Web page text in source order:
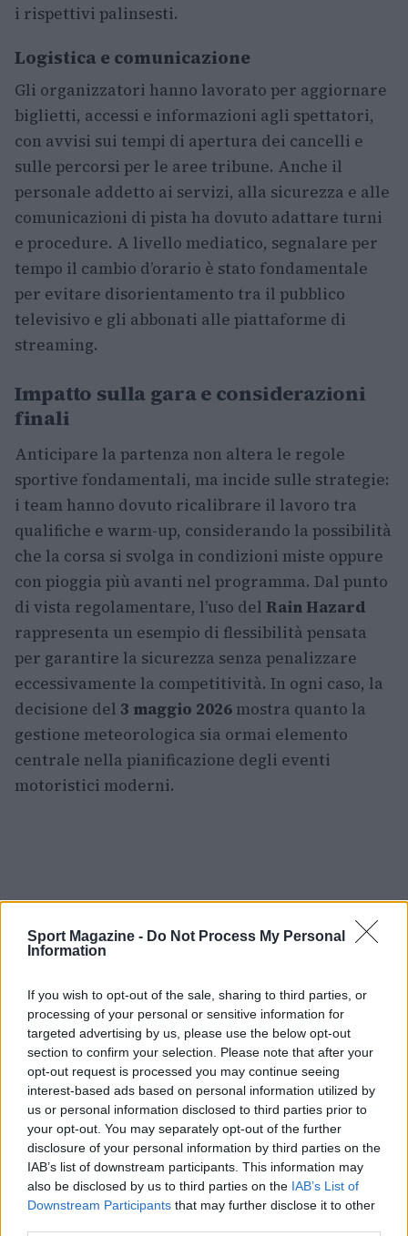
Sport Magazine - Do Not Process My Personal
Information
If you wish to opt-out of the sale, sharing to third parties, or
processing of your personal or sensitive information for
targeted advertising by us, please use the below opt-out
section to confirm your selection. Please note that after your
opt-out request is processed you may continue seeing
interest-based ads based on personal information utilized by
us or personal information disclosed to third parties prior to
your opt-out. You may separately opt-out of the further
disclosure of your personal information by third parties on the
IAB’s list of downstream participants. This information may
also be disclosed by us to third parties on the IAB’s List of
Downstream Participants that may further disclose it to other
i rispettivi palinsesti.
Logistica e comunicazione
Gli organizzatori hanno lavorato per aggiornare
biglietti, accessi e informazioni agli spettatori,
con avvisi sui tempi di apertura dei cancelli e
sulle percorsi per le aree tribune. Anche il
personale addetto ai servizi, alla sicurezza e alle
comunicazioni di pista ha dovuto adattare turni
e procedure. A livello mediatico, segnalare per
tempo il cambio d’orario è stato fondamentale
per evitare disorientamento tra il pubblico
televisivo e gli abbonati alle piattaforme di
streaming.
Impatto sulla gara e considerazioni
finali
Anticipare la partenza non altera le regole
sportive fondamentali, ma incide sulle strategie:
i team hanno dovuto ricalibrare il lavoro tra
qualifiche e warm-up, considerando la possibilità
che la corsa si svolga in condizioni miste oppure
con pioggia più avanti nel programma. Dal punto
di vista regolamentare, l’uso del Rain Hazard
rappresenta un esempio di flessibilità pensata
per garantire la sicurezza senza penalizzare
eccessivamente la competitività. In ogni caso, la
decisione del 3 maggio 2026 mostra quanto la
gestione meteorologica sia ormai elemento
centrale nella pianificazione degli eventi
motoristici moderni.
AUTORE
Ilaria Mauri
Ilaria Mauri, bolognese, decise di seguire il
giornalismo sportivo dopo una notte al